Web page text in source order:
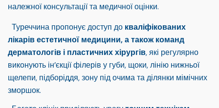
належної консультації та медичної оцінки.
Туреччина пропонує доступ до кваліфікованих
лікарів естетичної медицини, а також команд
дерматологів і пластичних хірургів, які регулярно
виконують ін’єкції філерів у губи, щоки, лінію нижньої
щелепи, підборіддя, зону під очима та ділянки мімічних
зморшок.